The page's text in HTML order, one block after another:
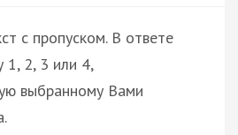
с пропуском. В ответе
1, 2, 3 или 4,
выбранному Вами